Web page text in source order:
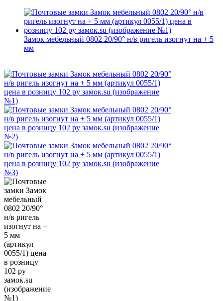
Замок мебельный 0802 20/90° н/в ригель изогнут на + 5
мм